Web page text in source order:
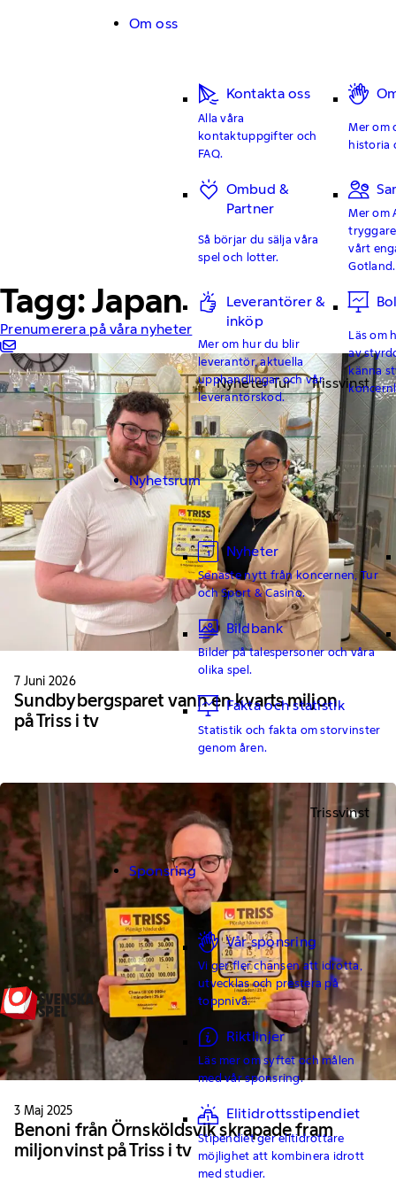
Om oss
Kontakta oss
Alla våra
kontaktuppgifter och
FAQ.
Mer om
historia
Ombud &
Partner
Så börjar du sälja våra
spel och lotter.
Mer om
vårt
Gotland.
Leverantörer &
inköp
Mer om hur du blir
leverantör, aktuella
upphandlingar och vår
leverantörskod.
Läs om
av
känna
Nyhetsrum
Nyheter
Senaste nytt från koncernen, Tur
och Sport & Casino.
Bildbank
Bilder på talespersoner och våra
olika spel.
Fakta och statistik
Statistik och fakta om storvinster
genom åren.
Sponsring
Vår sponsring
Vi ger fler chansen att idrotta,
utvecklas och prestera på
toppnivå.
Riktlinjer
Läs mer om syftet och målen
med vår sponsring.
Elitidrottsstipendiet
Stipendiet ger elitidrottare
möjlighet att kombinera idrott
med studier.
Tagg: Japan
Prenumerera på våra nyheter
Nyheter Tur Trissvinst
7 Juni 2026
Sundbybergsparet vann en kvarts miljon
på Triss i tv
Trissvinst
3 Maj 2025
Benoni från Örnsköldsvik skrapade fram
miljonvinst på Triss i tv